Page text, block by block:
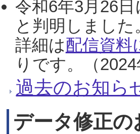
令和6年3月26
と判明しまし
詳細は配信資料
りです。（2024
過去のお知ら
データ修正の